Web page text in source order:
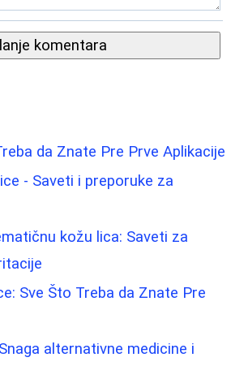
komentara
da Znate Pre Prve Aplikacije
- Saveti i preporuke za
kožu lica: Saveti za
Sve Što Treba da Znate Pre
alternativne medicine i